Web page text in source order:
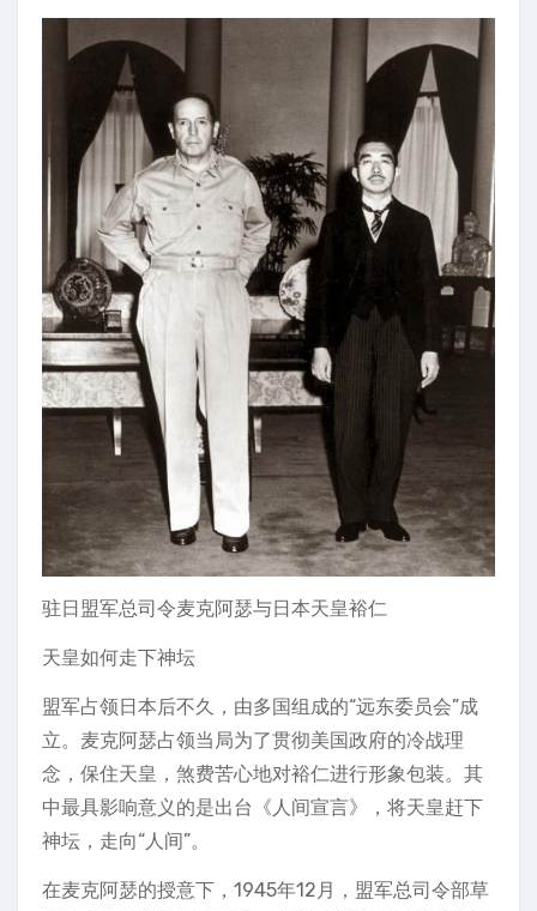
驻日盟军总司令麦克阿瑟与日本天皇裕仁
天皇如何走下神坛
盟军占领日本后不久，由多国组成的“远东委员会”成
立。麦克阿瑟占领当局为了贯彻美国政府的冷战理
念，保住天皇，煞费苦心地对裕仁进行形象包装。其
中最具影响意义的是出台《人间宣言》，将天皇赶下
神坛，走向“人间”。
在麦克阿瑟的授意下，1945年12月，盟军总司令部草